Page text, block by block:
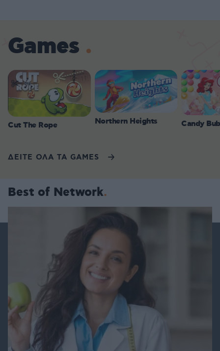
Games
Cut The Rope Northern Heights Candy
ΔΕΙΤΕ ΟΛΑ ΤΑ GAMES
Best of Network